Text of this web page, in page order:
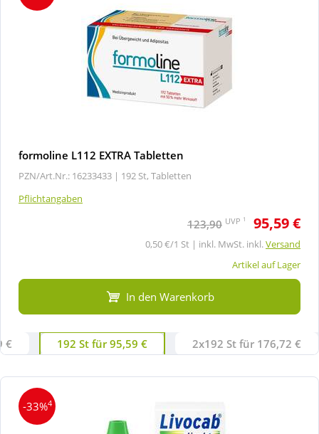
formoline L112 EXTRA Tabletten
PZN/Art.Nr.: 16233433 | 192 St, Tabletten
Pflichtangaben
123,90 UVP 1 95,59 €
0,50 €/1 St | inkl. MwSt. inkl.Versand
Artikel auf Lager
In den Warenkorb
€ 192 St für 95,59 € 2x192 St für 176,72 €
-33%4